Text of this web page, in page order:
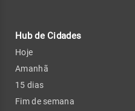
Hub de Cidades
Hoje
Amanhã
15 dias
Fim de semana